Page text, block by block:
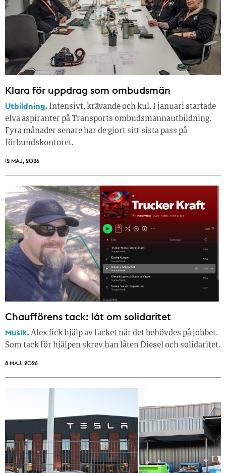
Klara för uppdrag som ombudsmän
Utbildning. Intensivt, krävande och kul. I januari startade
elva aspiranter på Transports ombudsmannautbildning.
Fyra månader senare har de gjort sitt sista pass på
förbundskontoret.
12 MAJ, 2026
Chaufförens tack: låt om solidaritet
Musik.Alex fick hjälp av facket när det behövdes på jobbet.
Som tack för hjälpen skrev han låten Diesel och solidaritet.
8 MAJ, 2026